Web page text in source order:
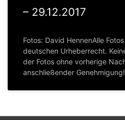
– 29.12.2017
Fotos: David HennenAlle
deutschen Urheberrecht.
der Fotos ohne vorherige
anschließender